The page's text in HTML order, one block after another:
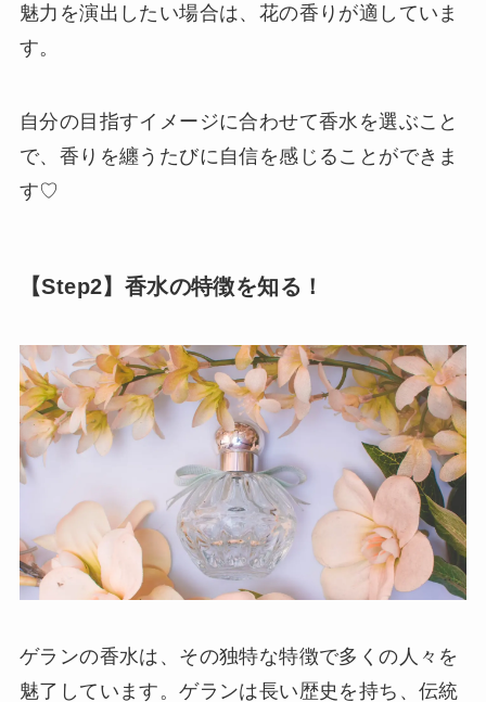
魅力を演出したい場合は、花の香りが適していま
す。
自分の目指すイメージに合わせて香水を選ぶこと
で、香りを纏うたびに自信を感じることができま
す♡
【Step2】香水の特徴を知る！
ゲランの香水は、その独特な特徴で多くの人々を
魅了しています。ゲランは長い歴史を持ち、伝統